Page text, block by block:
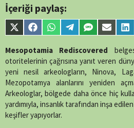
İçeriği paylaş:
Share
on
X
(Twitter)
Share
on
Facebook
Share
on
WhatsApp
Share
on
Telegram
Share
on
SMS
Share
on
Email
on
Mesopotamia Rediscovered
otoritelerinin çağrısına yanıt veren
yeni nesil arkeologların, Ninova,
Mezopotamya alanlarını yeniden
Arkeologlar, bölgede daha önce hiç
yardımıyla, insanlık tarafından inşa
keşifler yapıyorlar.